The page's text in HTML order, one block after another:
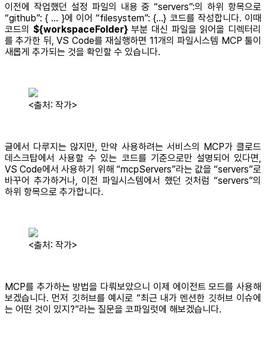
이전에 작업했던 설정 파일의 내용 중 “servers”:의 하위 항목으로
“github”: { … }에 이어 “filesystem”: {...} 코드를 작성합니다. 이때
코드의 ${workspaceFolder} 부분 대신 파일을 읽어올 디렉터리
를 추가한 뒤, VS Code를 재실행하면 11개의 파일시스템 MCP 툴이
새롭게 추가되는 것을 확인할 수 있습니다.
<출처: 작가>
글에서 다루지는 않지만, 만약 사용하려는 서비스의 MCP가 클로드
데스크탑에서 사용할 수 있는 코드를 기준으로만 설명되어 있다면,
VS Code에서 사용하기 위해 “mcpServers”라는 값을 “servers”로
바꾸어 추가하거나, 이전 파일시스템에서 했던 것처럼 “servers”의
하위 항목으로 추가합니다.
<출처: 작가>
MCP를 추가하는 방법을 다뤄보았으니 이제 에이전트 모드를 사용해
보겠습니다. 먼저 깃허브를 예시로 “최근 내가 멘션한 깃허브 이슈에
는 어떤 것이 있지?”라는 질문을 코파일럿에 해보겠습니다.